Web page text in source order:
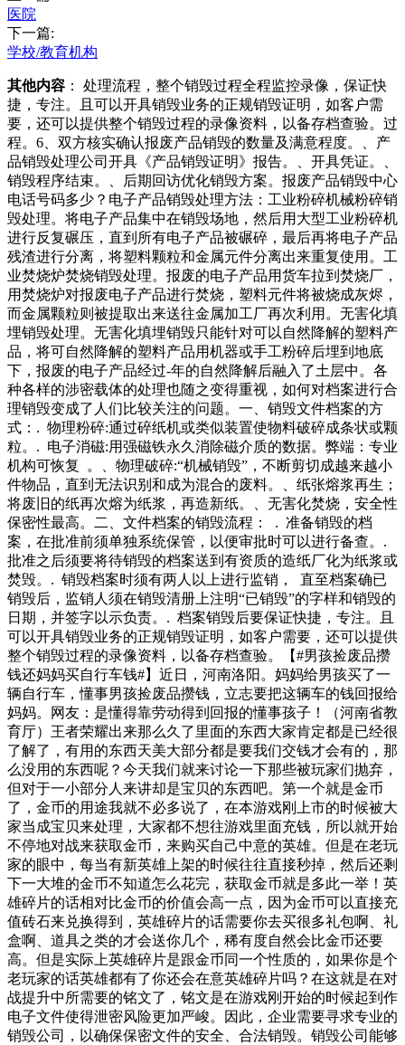
医院
下一篇:
学校/教育机构
其他内容 ： 处理流程，整个销毁过程全程监控录像，保证快
捷，专注。且可以开具销毁业务的正规销毁证明，如客户需
要，还可以提供整个销毁过程的录像资料，以备存档查验。过
程。6、双方核实确认报废产品销毁的数量及满意程度。、产
品销毁处理公司开具《产品销毁证明》报告。、开具凭证。、
销毁程序结束。、后期回访优化销毁方案。报废产品销毁中心
电话号码多少？电子产品销毁处理方法：工业粉碎机械粉碎销
毁处理。将电子产品集中在销毁场地，然后用大型工业粉碎机
进行反复碾压，直到所有电子产品被碾碎，最后再将电子产品
残渣进行分离，将塑料颗粒和金属元件分离出来重复使用。工
业焚烧炉焚烧销毁处理。报废的电子产品用货车拉到焚烧厂，
用焚烧炉对报废电子产品进行焚烧，塑料元件将被烧成灰烬，
而金属颗粒则被提取出来送往金属加工厂再次利用。无害化填
埋销毁处理。无害化填埋销毁只能针对可以自然降解的塑料产
品，将可自然降解的塑料产品用机器或手工粉碎后埋到地底
下，报废的电子产品经过-年的自然降解后融入了土层中。各
种各样的涉密载体的处理也随之变得重视，如何对档案进行合
理销毁变成了人们比较关注的问题。一、销毁文件档案的方
式：. 物理粉碎:通过碎纸机或类似装置使物料破碎成条状或颗
粒。. 电子消磁:用强磁铁永久消除磁介质的数据。弊端：专业
机构可恢复 。、物理破碎:“机械销毁”，不断剪切成越来越小
件物品，直到无法识别和成为混合的废料。、纸张熔浆再生；
将废旧的纸再次熔为纸浆，再造新纸。、无害化焚烧，安全性
保密性最高。二、文件档案的销毁流程： . 准备销毁的档
案，在批准前须单独系统保管，以便审批时可以进行备查。.
批准之后须要将待销毁的档案送到有资质的造纸厂化为纸浆或
焚毁。. 销毁档案时须有两人以上进行监销， 直至档案确已
销毁后，监销人须在销毁清册上注明“已销毁”的字样和销毁的
日期，并签字以示负责。. 档案销毁后要保证快捷，专注。且
可以开具销毁业务的正规销毁证明，如客户需要，还可以提供
整个销毁过程的录像资料，以备存档查验。【#男孩捡废品攒
钱还妈妈买自行车钱#】近日，河南洛阳。妈妈给男孩买了一
辆自行车，懂事男孩捡废品攒钱，立志要把这辆车的钱回报给
妈妈。网友：是懂得靠劳动得到回报的懂事孩子！（河南省教
育厅）王者荣耀出来那么久了里面的东西大家肯定都是已经很
了解了，有用的东西天美大部分都是要我们交钱才会有的，那
么没用的东西呢？今天我们就来讨论一下那些被玩家们抛弃，
但对于一小部分人来讲却是宝贝的东西吧。第一个就是金币
了，金币的用途我就不必多说了，在本游戏刚上市的时候被大
家当成宝贝来处理，大家都不想往游戏里面充钱，所以就开始
不停地对战来获取金币，来购买自己中意的英雄。但是在老玩
家的眼中，每当有新英雄上架的时候往往直接秒掉，然后还剩
下一大堆的金币不知道怎么花完，获取金币就是多此一举！英
雄碎片的话相对比金币的价值会高一点，因为金币可以直接充
值砖石来兑换得到，英雄碎片的话需要你去买很多礼包啊、礼
盒啊、道具之类的才会送你几个，稀有度自然会比金币还要
高。但是实际上英雄碎片是跟金币同一个性质的，如果你是个
老玩家的话英雄都有了你还会在意英雄碎片吗？在这就是在对
战提升中所需要的铭文了，铭文是在游戏刚开始的时候起到作
电子文件使得泄密风险更加严峻。因此，企业需要寻求专业的
销毁公司，以确保保密文件的安全、合法销毁。销毁公司能够